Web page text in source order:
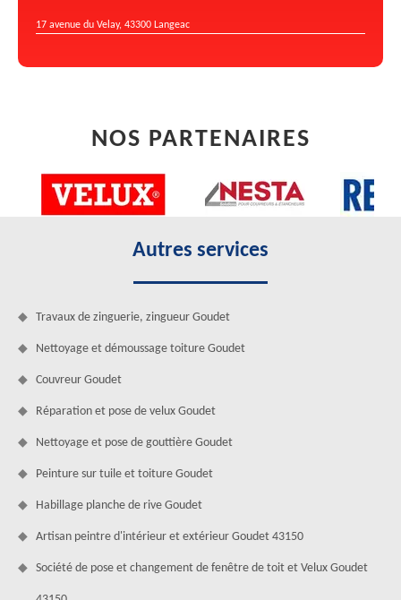
17 avenue du Velay, 43300 Langeac
NOS PARTENAIRES
Autres services
Travaux de zinguerie, zingueur Goudet
Nettoyage et démoussage toiture Goudet
Couvreur Goudet
Réparation et pose de velux Goudet
Nettoyage et pose de gouttière Goudet
Peinture sur tuile et toiture Goudet
Habillage planche de rive Goudet
Artisan peintre d'intérieur et extérieur Goudet 43150
Société de pose et changement de fenêtre de toit et Velux Goudet